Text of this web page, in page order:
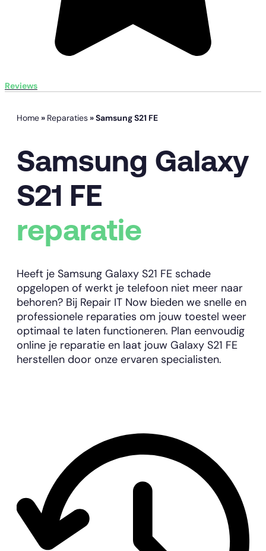
Reviews
Home » Reparaties »Samsung S21 FE
Samsung Galaxy
S21 FE
reparatie
Heeft je Samsung Galaxy S21 FE schade
opgelopen of werkt je telefoon niet meer naar
behoren? Bij Repair IT Now bieden we snelle en
professionele reparaties om jouw toestel weer
optimaal te laten functioneren. Plan eenvoudig
online je reparatie en laat jouw Galaxy S21 FE
herstellen door onze ervaren specialisten.